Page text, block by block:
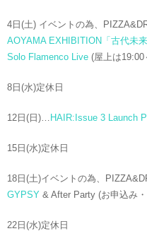
4日(土) イベントの為、
AOYAMA EXHIBITION「古代未
Solo Flamenco Live (屋上は19:00
8日(水)定休日
12日(日)… HAIR:Issue 3 Launch
15日(水)定休日
18日(土)イベントの為、
GYPSY & After Party (お申込み
22日(水)定休日